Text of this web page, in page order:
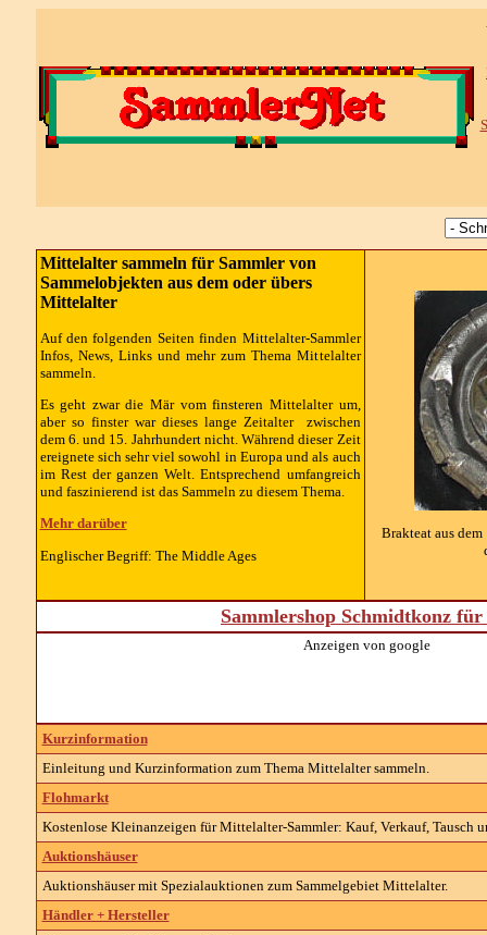
Mittelalter sammeln für Sammler von
Sammelobjekten aus dem oder übers
Mittelalter
Auf den folgenden Seiten finden Mittelalter-Sammler
Infos, News, Links und mehr zum Thema Mittelalter
sammeln.
Es geht zwar die Mär vom finsteren Mittelalter um,
aber so finster war dieses lange Zeitalter zwischen
dem 6. und 15. Jahrhundert nicht. Während dieser Zeit
ereignete sich sehr viel sowohl in Europa und als auch
im Rest der ganzen Welt. Entsprechend umfangreich
und faszinierend ist das Sammeln zu diesem Thema.
Mehr darüber
Englischer Begriff: The Middle Ages
Brakteat aus
Sammlershop Schmidtkonz
Anzeigen von google
Kurzinformation
Einleitung und Kurzinformation zum Thema Mittelalter sammeln.
Flohmarkt
Kostenlose Kleinanzeigen für Mittelalter-Sammler: Kauf, Verkauf, Tausch
Auktionshäuser
Auktionshäuser mit Spezialauktionen zum Sammelgebiet Mittelalter.
Händler + Hersteller